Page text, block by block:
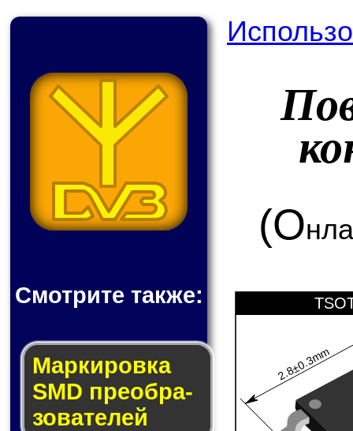
Смотрите также:
Мар­ки­ров­ка
SMD пре­об­ра­
зо­ва­те­лей
(О
2.8±0.3mm